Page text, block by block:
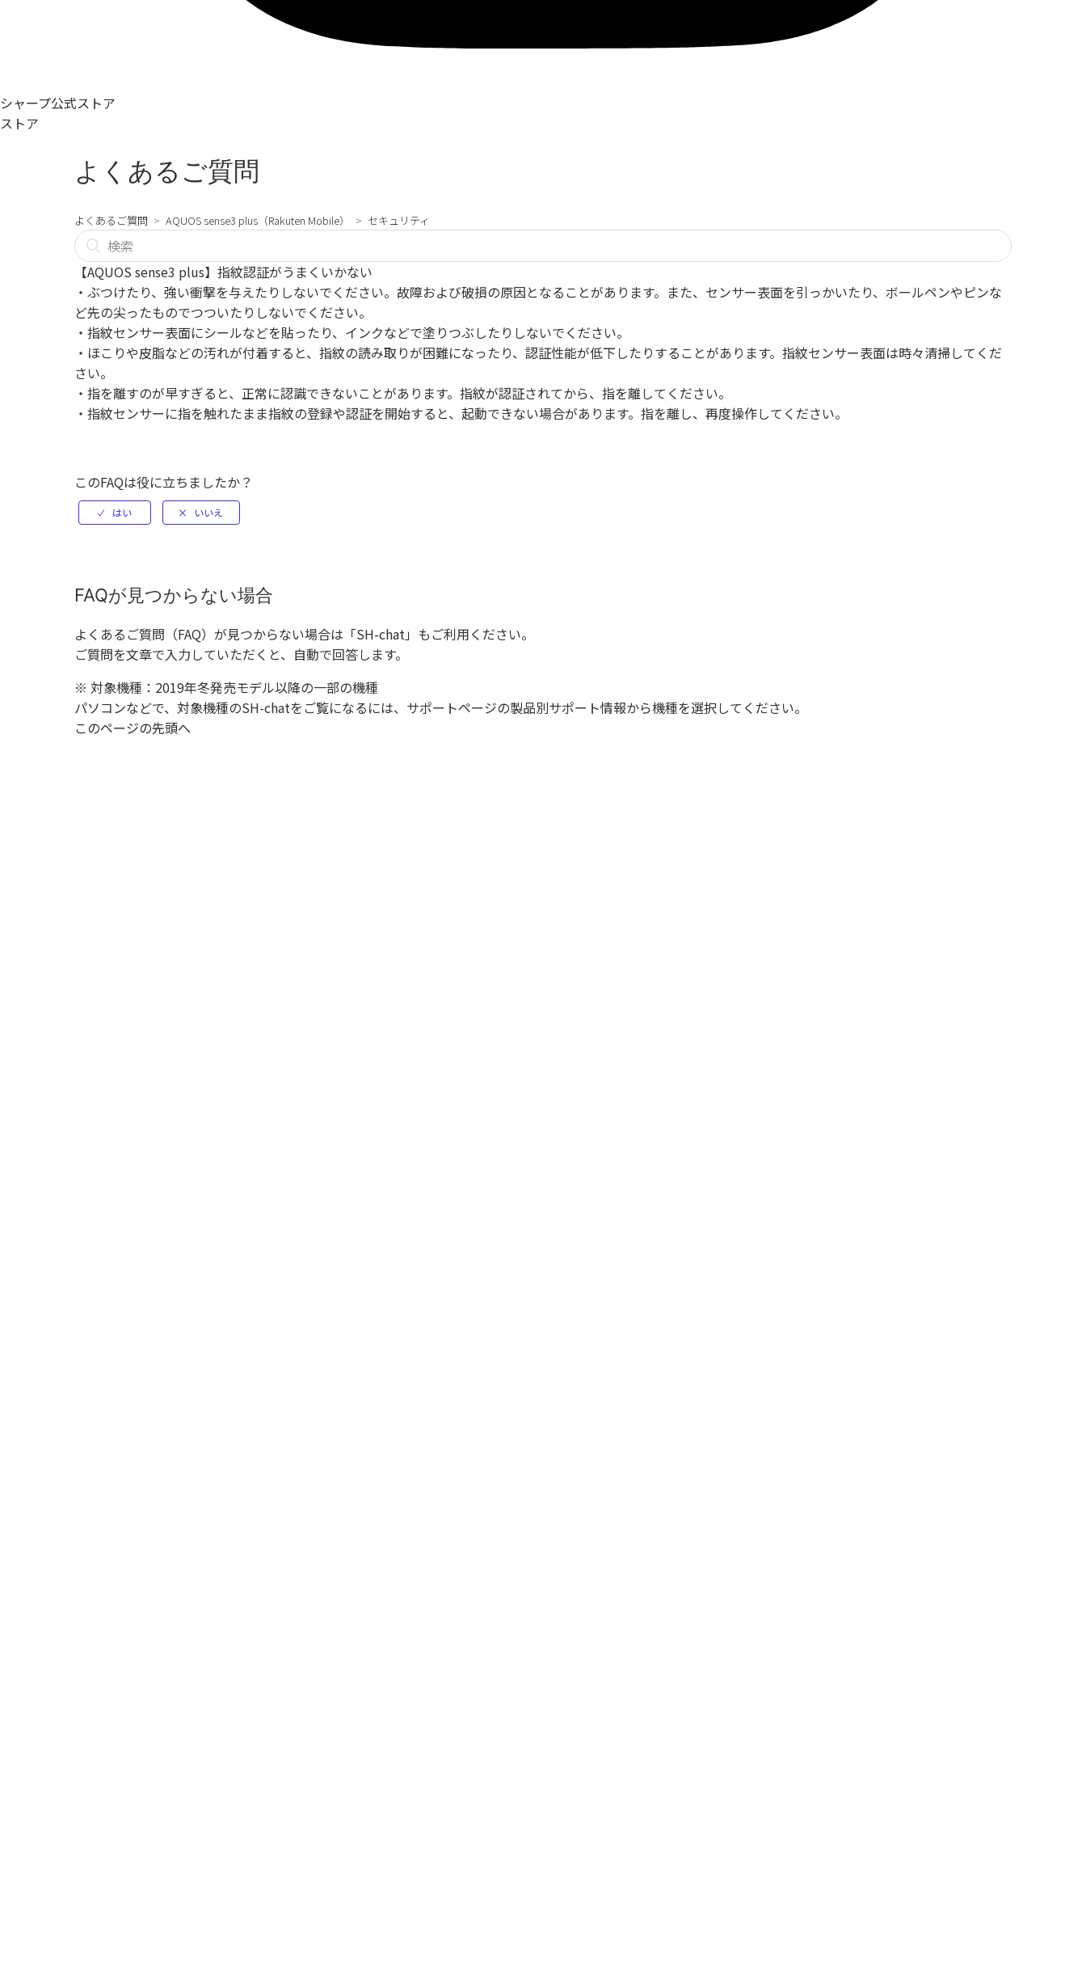
シャープ公式ストア
ストア
よくあるご質問
よくあるご質問 AQUOS sense3 plus（Rakuten Mobile） セキュリティ
【AQUOS sense3 plus】指紋認証がうまくいかない
・ぶつけたり、強い衝撃を与えたりしないでください。故障および破損の原因となることがあります。また、センサー表面を引っかいたり、ボールペンやピンな
ど先の尖ったものでつついたりしないでください。
・指紋センサー表面にシールなどを貼ったり、インクなどで塗りつぶしたりしないでください。
・ほこりや皮脂などの汚れが付着すると、指紋の読み取りが困難になったり、認証性能が低下したりすることがあります。指紋センサー表面は時々清掃してくだ
さい。
・指を離すのが早すぎると、正常に認識できないことがあります。指紋が認証されてから、指を離してください。
・指紋センサーに指を触れたまま指紋の登録や認証を開始すると、起動できない場合があります。指を離し、再度操作してください。
このFAQは役に立ちましたか？
FAQが見つからない場合
よくあるご質問（FAQ）が見つからない場合は「SH-chat」もご利用ください。
ご質問を文章で入力していただくと、自動で回答します。
※ 対象機種：2019年冬発売モデル以降の一部の機種
パソコンなどで、対象機種のSH-chatをご覧になるには、サポートページの製品別サポート情報から機種を選択してください。
このページの先頭へ